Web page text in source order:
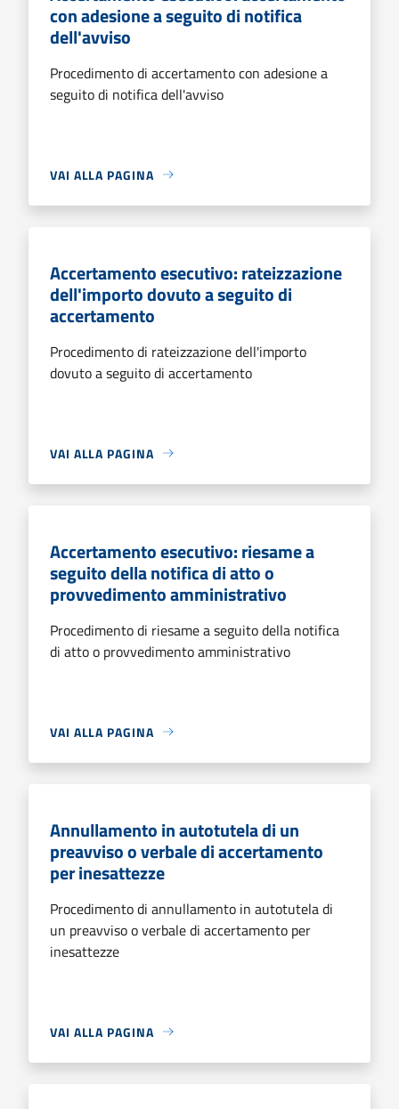
con adesione a seguito di notifica
dell'avviso
Procedimento di accertamento con adesione a
seguito di notifica dell'avviso
VAI ALLA PAGINA
Accertamento esecutivo: rateizzazione
dell'importo dovuto a seguito di
accertamento
Procedimento di rateizzazione dell'importo
dovuto a seguito di accertamento
VAI ALLA PAGINA
Accertamento esecutivo: riesame a
seguito della notifica di atto o
provvedimento amministrativo
Procedimento di riesame a seguito della notifica
di atto o provvedimento amministrativo
VAI ALLA PAGINA
Annullamento in autotutela di un
preavviso o verbale di accertamento
per inesattezze
Procedimento di annullamento in autotutela di
un preavviso o verbale di accertamento per
inesattezze
VAI ALLA PAGINA